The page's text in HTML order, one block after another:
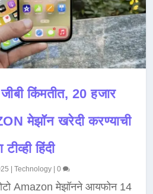
किंमतीत, 20 हजार
मेझॉन खरेदी करण्याची
हिंदी
|Technology |0
Amazon मेझॉनने आयफोन 14